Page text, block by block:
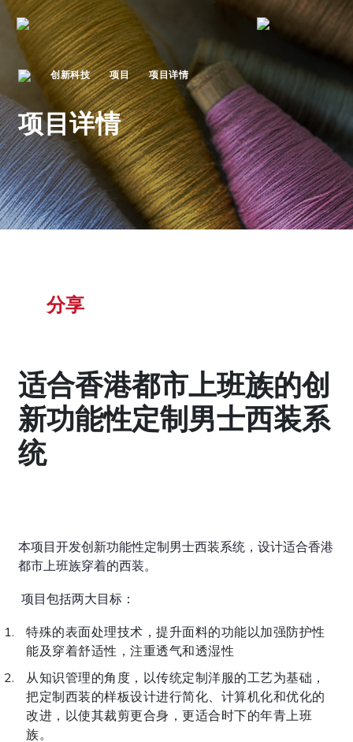
创新科技 项目 项目详情
项目详情
分享
适合香港都市上班族的创
新功能性定制男士西装系
统
本项目开发创新功能性定制男士西装系统，设计适合香港
都市上班族穿着的西装。
项目包括两大目标：
特殊的表面处理技术，提升面料的功能以加强防护性
能及穿着舒适性，注重透气和透湿性
从知识管理的角度，以传统定制洋服的工艺为基础，
把定制西装的样板设计进行简化、计算机化和优化的
改进，以使其裁剪更合身，更适合时下的年青上班
族。